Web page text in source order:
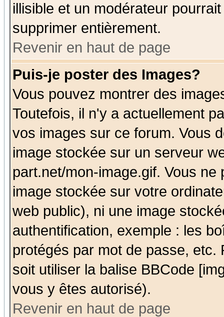
illisible et un modérateur
supprimer entièrement.
Revenir en haut de page
Puis-je poster des Images?
Vous pouvez montrer des
Toutefois, il n'y a actuellement
vos images sur ce forum. Vous
image stockée sur un serveur
part.net/mon-image.gif. Vous
image stockée sur votre
web public), ni une image
authentification, exemple : les
protégés par mot de passe,
soit utiliser la balise BBCode
vous y êtes autorisé).
Revenir en haut de page